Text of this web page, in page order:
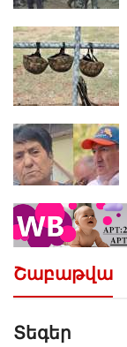
Շաբաթվա
Տեգեր